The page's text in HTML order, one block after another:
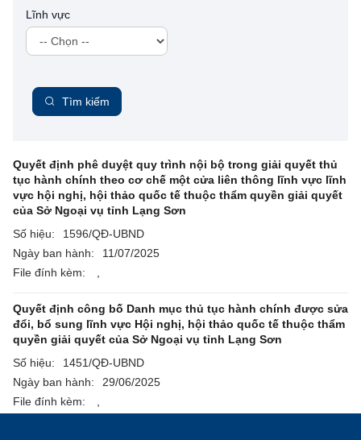
Lĩnh vực
Tìm kiếm
Quyết định phê duyệt quy trình nội bộ trong giải quyết thủ
tục hành chính theo cơ chế một cửa liên thông lĩnh vực lĩnh
vực hội nghị, hội thảo quốc tế thuộc thẩm quyền giải quyết
của Sở Ngoại vụ tỉnh Lạng Sơn
Số hiệu:
1596/QĐ-UBND
Ngày ban hành:
11/07/2025
File đính kèm:
Quyết định công bố Danh mục thủ tục hành chính được sửa
đổi, bổ sung lĩnh vực Hội nghị, hội thảo quốc tế thuộc thẩm
quyền giải quyết của Sở Ngoại vụ tỉnh Lạng Sơn
Số hiệu:
1451/QĐ-UBND
Ngày ban hành:
29/06/2025
File đính kèm: